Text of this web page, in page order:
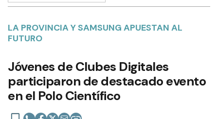
LA PROVINCIA Y SAMSUNG APUESTAN AL
FUTURO
Jóvenes de Clubes Digitales
participaron de destacado evento
en el Polo Científico